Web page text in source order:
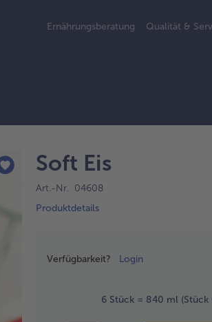
Ernährungsberatung Qualität &
Soft Eis
Art.-Nr. 04608
Produktdetails
Verfügbarkeit? Login
6 Stück = 840 ml (Stück